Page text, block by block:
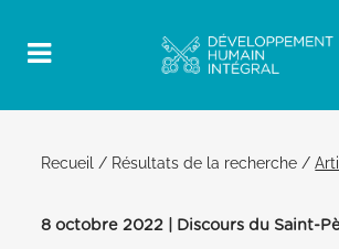
Recueil / Résultats de la recherche /
8 octobre 2022 | Discours du Saint-